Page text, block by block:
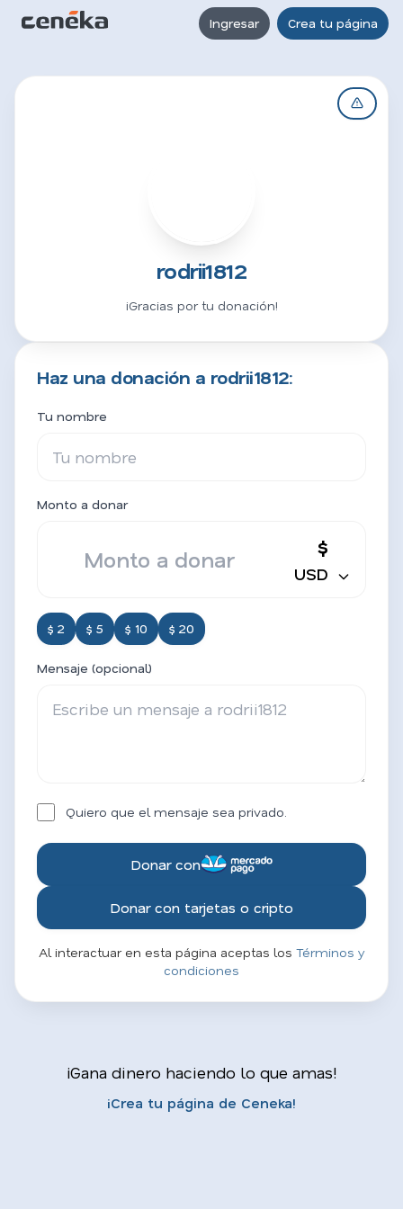
Ingresar Crea tu página
rodrii1812
¡Gracias por tu donación!
Haz una donación a rodrii1812:
Tu nombre
Monto a donar
$
USD
$ 2 $ 5 $ 10 $ 20
Mensaje (opcional)
Quiero que el mensaje sea privado.
Donar con
Donar con tarjetas o cripto
Al interactuar en esta página aceptas los Términos y
condiciones
¡Gana dinero haciendo lo que amas!
¡Crea tu página de Ceneka!